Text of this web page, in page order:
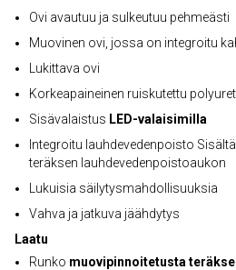
Ovi avautuu ja sulkeutuu pehmeästi
Muovinen ovi, jossa on integroitu
Lukittava ovi
Korkeapaineinen ruiskutettu
Sisävalaistus LED-valaisimilla
Integroitu lauhdevedenpoisto
teräksen lauhdevedenpoistoaukon
Lukuisia säilytysmahdollisuuksia
Vahva ja jatkuva jäähdytys
Laatu
Runko muovipinnoitetusta